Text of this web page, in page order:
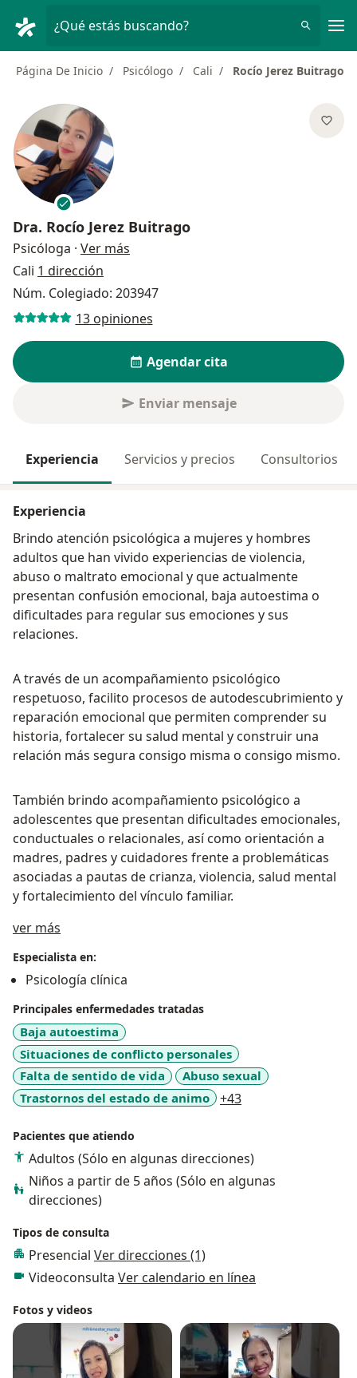
¿Qué estás buscando?
Página De Inicio Psicólogo Cali Rocío Jerez Buitrago
Dra. Rocío Jerez Buitrago
Psicóloga · Ver más
Cali 1 dirección
Núm. Colegiado: 203947
13 opiniones
Agendar cita
Enviar mensaje
Experiencia Servicios y precios Consultorios
Experiencia
Brindo atención psicológica a mujeres y hombres
adultos que han vivido experiencias de violencia,
abuso o maltrato emocional y que actualmente
presentan confusión emocional, baja autoestima o
dificultades para regular sus emociones y sus
relaciones.
A través de un acompañamiento psicológico
respetuoso, facilito procesos de autodescubrimiento y
reparación emocional que permiten comprender su
historia, fortalecer su salud mental y construir una
relación más segura consigo misma o consigo mismo.
También brindo acompañamiento psicológico a
adolescentes que presentan dificultades emocionales,
conductuales o relacionales, así como orientación a
madres, padres y cuidadores frente a problemáticas
asociadas a pautas de crianza, violencia, salud mental
y fortalecimiento del vínculo familiar.
ver más
Especialista en:
Psicología clínica
Principales enfermedades tratadas
Baja autoestima
Situaciones de conflicto personales
Falta de sentido de vida
Abuso sexual
Trastornos del estado de animo
+43
Pacientes que atiendo
Adultos (Sólo en algunas direcciones)
Niños a partir de 5 años (Sólo en algunas
direcciones)
Tipos de consulta
Presencial Ver direcciones (1)
Videoconsulta Ver calendario en línea
Fotos y videos